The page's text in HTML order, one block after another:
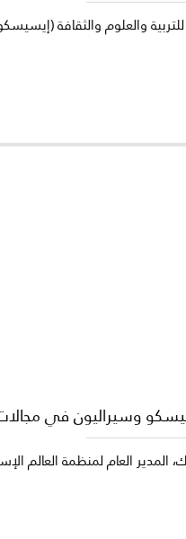
والعلوم والثقافة
وسيراليون في
المدير العام لمنظمة العالم